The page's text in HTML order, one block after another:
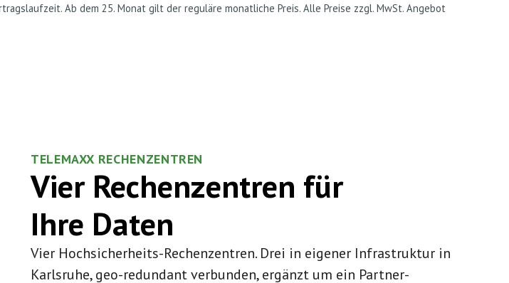
Ab dem 25. Monat gilt der reguläre monatliche Preis. Alle Preise zzgl. MwSt. Angebot
TELEMAXX RECHENZENTREN
Vier Rechenzentren für
Ihre Daten
Vier Hochsicherheits-Rechenzentren. Drei in eigener Infrastruktur in
Karlsruhe, geo-redundant verbunden, ergänzt um ein Partner-